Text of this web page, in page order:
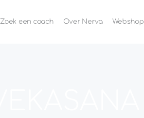
Zoek een coach Over Nerva Webshop